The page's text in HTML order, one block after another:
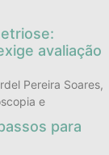
avaliação
Pereira Soares,
e
para